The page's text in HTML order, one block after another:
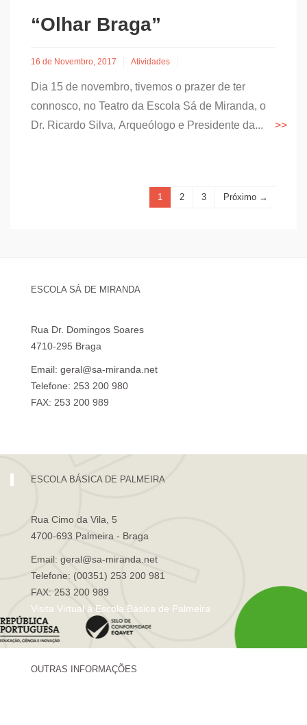
“Olhar Braga”
16 de Novembro, 2017 Atividades
Dia 15 de novembro, tivemos o prazer de ter
connosco, no Teatro da Escola Sá de Miranda, o
Dr. Ricardo Silva, Arqueólogo e Presidente da...
1 2 3 Próximo →
ESCOLA SÁ DE MIRANDA
Rua Dr. Domingos Soares
4710-295 Braga
Email: geral@sa-miranda.net
Telefone: 253 200 980
FAX: 253 200 989
ESCOLA BÁSICA DE PALMEIRA
Rua Cimo da Vila, 5
4700-693 Palmeira - Braga
Email: geral@sa-miranda.net
Telefone: (00351) 253 200 981
FAX: 253 200 989
Visita Virtual à Escola Básica de Palmeira
OUTRAS INFORMAÇÕES